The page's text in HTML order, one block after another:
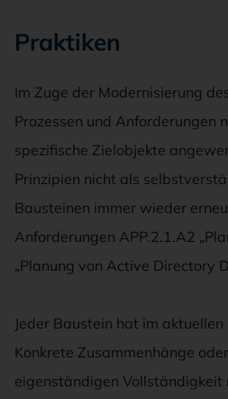
Praktiken
Im Zuge der Modernisierung
Prozessen und Anforderungen
spezifische Zielobjekte
Prinzipien nicht als
Bausteinen immer wieder
Anforderungen APP.2.1.A2
„Planung von Active Directory
Jeder Baustein hat im
Konkrete Zusammenhänge
eigenständigen Vollständigkeit